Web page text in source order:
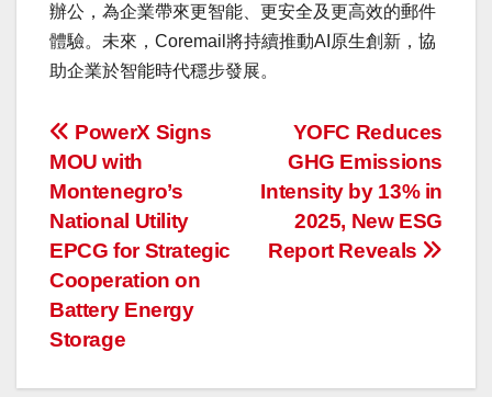
辦公，為企業帶來更智能、更安全及更高效的郵件
體驗。未來，Coremail將持續推動AI原生創新，協
助企業於智能時代穩步發展。
投
稿
ナ
ビ
ゲ
YOFC Reduces
GHG Emissions
Intensity by 13% in
2025, New ESG
Report Reveals
PowerX Signs
MOU with
Montenegro’s
National Utility
EPCG for Strategic
Cooperation on
Battery Energy
Storage